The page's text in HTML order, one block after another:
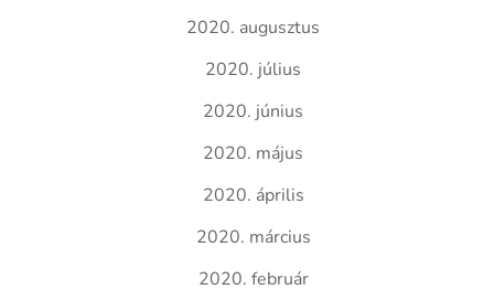
2020. augusztus
2020. július
2020. június
2020. május
2020. április
2020. március
2020. február